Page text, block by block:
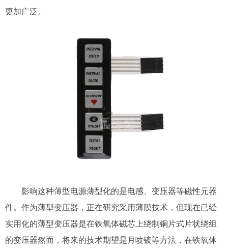
更加广泛。
影响这种薄型电源薄型化的是电感、变压器等磁性元器
件。作为薄型变压器，正在研究采用薄膜技术，但现在已经
实用化的薄型变压器是在铁氧体磁芯上绕制铜片式片状绕组
的变压器然而，将来的技术期望是月喷镀等方法，在铁氧体